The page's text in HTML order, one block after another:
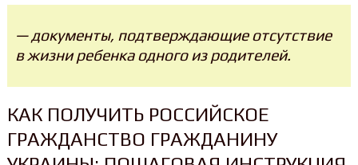
— документы, подтверждающие отсутствие
в жизни ребенка одного из родителей.
КАК ПОЛУЧИТЬ РОССИЙСКОЕ
ГРАЖДАНСТВО ГРАЖДАНИНУ